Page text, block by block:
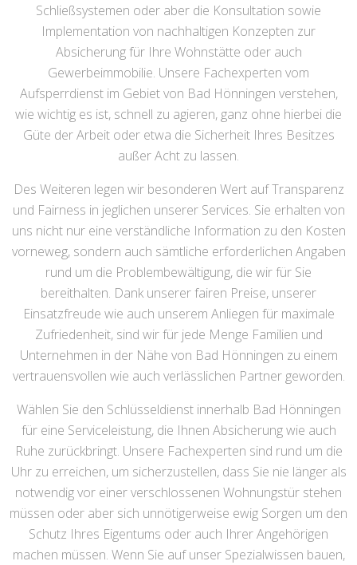
Schließsystemen oder aber die Konsultation sowie
Implementation von nachhaltigen Konzepten zur
Absicherung für Ihre Wohnstätte oder auch
Gewerbeimmobilie. Unsere Fachexperten vom
Aufsperrdienst im Gebiet von Bad Hönningen verstehen,
wie wichtig es ist, schnell zu agieren, ganz ohne hierbei die
Güte der Arbeit oder etwa die Sicherheit Ihres Besitzes
außer Acht zu lassen.
Des Weiteren legen wir besonderen Wert auf Transparenz
und Fairness in jeglichen unserer Services. Sie erhalten von
uns nicht nur eine verständliche Information zu den Kosten
vorneweg, sondern auch sämtliche erforderlichen Angaben
rund um die Problembewältigung, die wir für Sie
bereithalten. Dank unserer fairen Preise, unserer
Einsatzfreude wie auch unserem Anliegen für maximale
Zufriedenheit, sind wir für jede Menge Familien und
Unternehmen in der Nähe von Bad Hönningen zu einem
vertrauensvollen wie auch verlässlichen Partner geworden.
Wählen Sie den Schlüsseldienst innerhalb Bad Hönningen
für eine Serviceleistung, die Ihnen Absicherung wie auch
Ruhe zurückbringt. Unsere Fachexperten sind rund um die
Uhr zu erreichen, um sicherzustellen, dass Sie nie länger als
notwendig vor einer verschlossenen Wohnungstür stehen
müssen oder aber sich unnötigerweise ewig Sorgen um den
Schutz Ihres Eigentums oder auch Ihrer Angehörigen
machen müssen. Wenn Sie auf unser Spezialwissen bauen,